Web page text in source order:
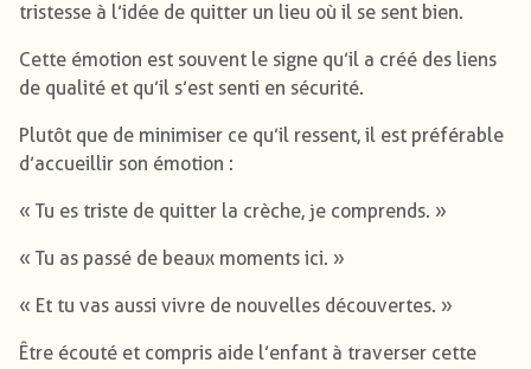
tristesse à l’idée de quitter un lieu où il se sent bien.
Cette émotion est souvent le signe qu’il a créé des liens
de qualité et qu’il s’est senti en sécurité.
Plutôt que de minimiser ce qu’il ressent, il est préférable
d’accueillir son émotion :
« Tu es triste de quitter la crèche, je comprends. »
« Tu as passé de beaux moments ici. »
« Et tu vas aussi vivre de nouvelles découvertes. »
Être écouté et compris aide l’enfant à traverser cette